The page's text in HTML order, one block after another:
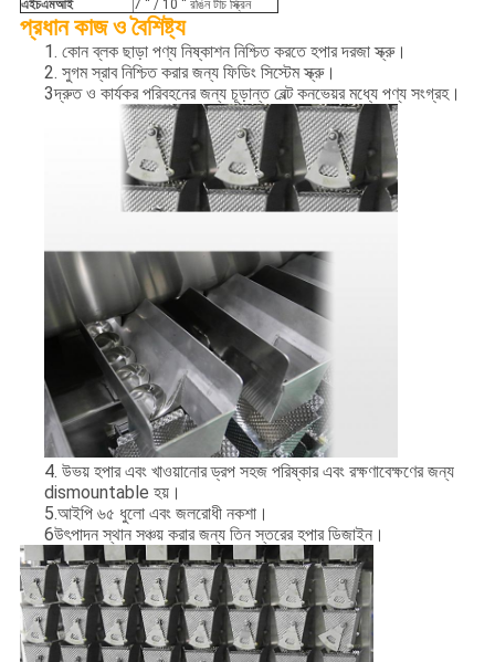
এইচএমআই
7 ′′ / 10 ′′ রঙিন টাচ স্ক্রিন
প্রধান কাজ ও বৈশিষ্ট্য
1. কোন ব্লক ছাড়া পণ্য নিষ্কাশন নিশ্চিত করতে হপার দরজা স্ক্রু।
2. সুগম স্রাব নিশ্চিত করার জন্য ফিডিং সিস্টেম স্ক্রু।
3দ্রুত ও কার্যকর পরিবহনের জন্য চূড়ান্ত বেল্ট কনভেয়র মধ্যে পণ্য সংগ্রহ।
4. উভয় হপার এবং খাওয়ানোর ড্রপ সহজ পরিষ্কার এবং রক্ষণাবেক্ষণের জন্য
dismountable হয়।
5.আইপি ৬৫ ধুলো এবং জলরোধী নকশা।
6উৎপাদন স্থান সঞ্চয় করার জন্য তিন স্তরের হপার ডিজাইন।